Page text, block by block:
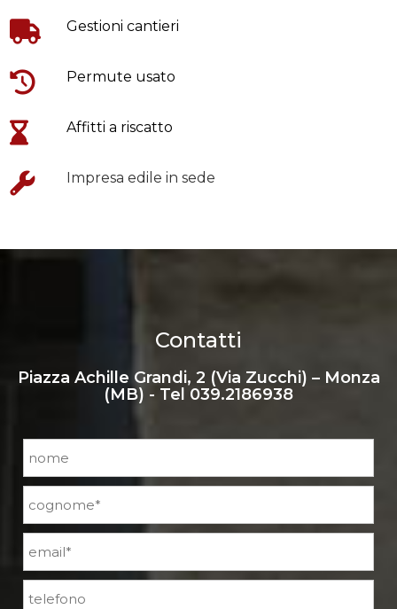
Gestioni cantieri
Permute usato
Affitti a riscatto
Impresa edile in sede
Contatti
Piazza Achille Grandi, 2 (Via Zucchi) – Monza
(MB) - Tel 039.2186938